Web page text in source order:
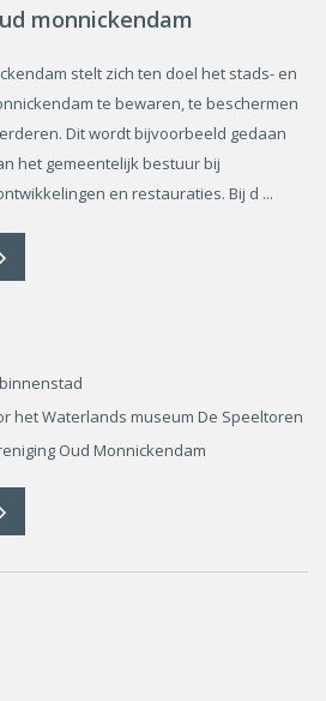
monnickendam
stelt zich ten doel het stads- en
te bewaren, te beschermen
Dit wordt bijvoorbeeld gedaan
het gemeentelijk bestuur bij
en restauraties. Bij d ...
het Waterlands museum De Speeltoren
Oud Monnickendam